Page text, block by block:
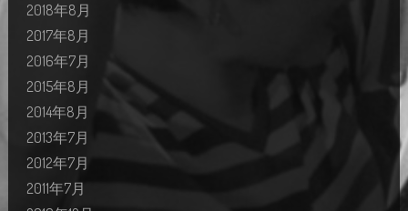
2018年8月
2017年8月
2016年7月
2015年8月
2014年8月
2013年7月
2012年7月
2011年7月